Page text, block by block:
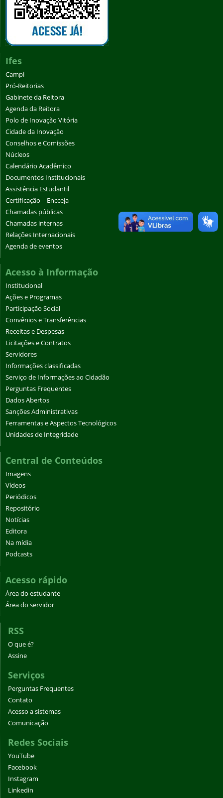
Ifes
Campi
Pró-Reitorias
Gabinete da Reitora
Agenda da Reitora
Polo de Inovação Vitória
Cidade da Inovação
Conselhos e Comissões
Núcleos
Calendário Acadêmico
Documentos Institucionais
Assistência Estudantil
Certificação – Encceja
Chamadas públicas
Chamadas internas
Relações Internacionais
Agenda de eventos
Acesso à Informação
Institucional
Ações e Programas
Participação Social
Convênios e Transferências
Receitas e Despesas
Licitações e Contratos
Servidores
Informações classificadas
Serviço de Informações ao Cidadão
Perguntas Frequentes
Dados Abertos
Sanções Administrativas
Ferramentas e Aspectos Tecnológicos
Unidades de Integridade
Central de Conteúdos
Imagens
Vídeos
Periódicos
Repositório
Notícias
Editora
Na mídia
Podcasts
Acesso rápido
Área do estudante
Área do servidor
RSS
O que é?
Assine
Serviços
Perguntas Frequentes
Contato
Acesso a sistemas
Comunicação
Redes Sociais
YouTube
Facebook
Instagram
Linkedin